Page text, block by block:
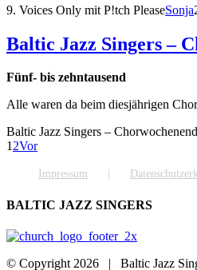
9. Voices Only mit P!tch PleaseSonja
Baltic Jazz Singers –
Fünf- bis zehntausend
Alle waren da beim diesjährigen
Baltic Jazz Singers –
12Vor
Impressum
BALTIC JAZZ SINGERS
© Copyright 2026 | Baltic Jazz